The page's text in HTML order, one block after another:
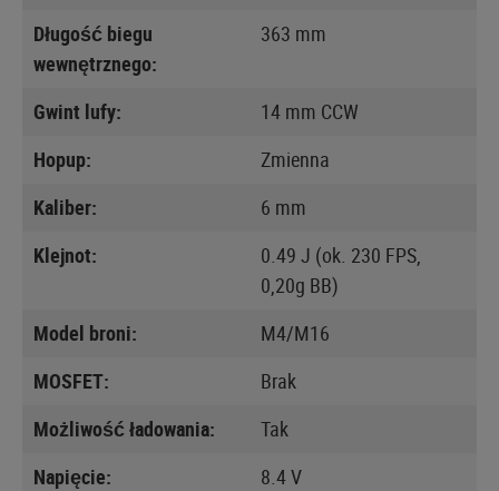
Długość biegu
wewnętrznego:
363 mm
Gwint lufy:
14 mm CCW
Hopup:
Zmienna
Kaliber:
6 mm
Klejnot:
0.49 J (ok. 230 FPS,
0,20g BB)
Model broni:
M4/M16
MOSFET:
Brak
Możliwość ładowania:
Tak
Napięcie:
8.4 V